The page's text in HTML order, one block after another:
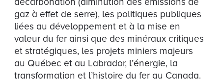
gaz à effet de serre), les politiques publiques
liées au développement et à la mise en
valeur du fer ainsi que des minéraux critiques
et stratégiques, les projets miniers majeurs
au Québec et au Labrador, l’énergie, la
transformation et l’histoire du fer au Canada.